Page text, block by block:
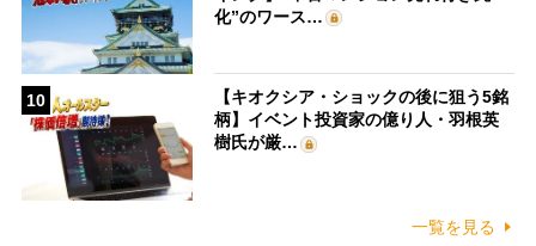
化”のワース…
10
【キオクシア・ショックの後に狙う5銘
柄】イベント投資家の億り人・羽根英
樹氏が厳…
一覧を見る